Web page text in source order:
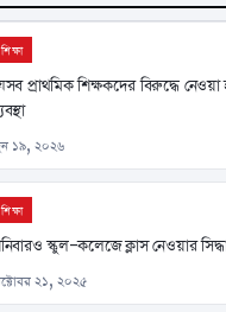
শিক্ষা
প্রাথমিক শিক্ষকদের বিরুদ্ধে নেওয়া
১৯, ২০২৬
শিক্ষা
স্কুল-কলেজে ক্লাস নেওয়ার
২১, ২০২৫